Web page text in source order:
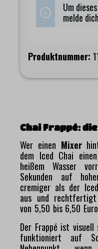
Um
melde
Produktnummer:
Chai Frappé:
Wer einen Mixer
dem Iced Chai
heißem Wasser
Sekunden auf
cremiger als der
aus und rechtfertigt
von 5,50 bis 6,50
Der Frappé ist
funktioniert auf